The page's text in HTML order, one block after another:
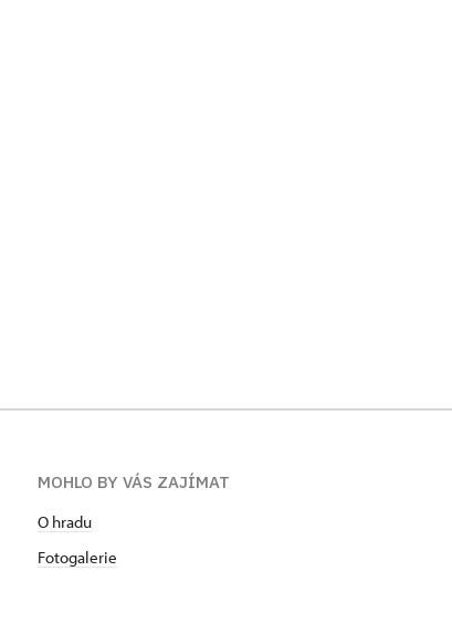
MOHLO BY VÁS ZAJÍMAT
O hradu
Fotogalerie